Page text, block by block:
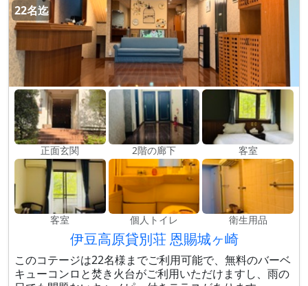
22名迄
正面玄関 2階の廊下 客室
客室 個人トイレ 衛生用品
伊豆高原貸別荘 恩賜城ヶ崎
このコテージは22名様までご利用可能で、無料のバーベ
キューコンロと焚き火台がご利用いただけますし、雨の